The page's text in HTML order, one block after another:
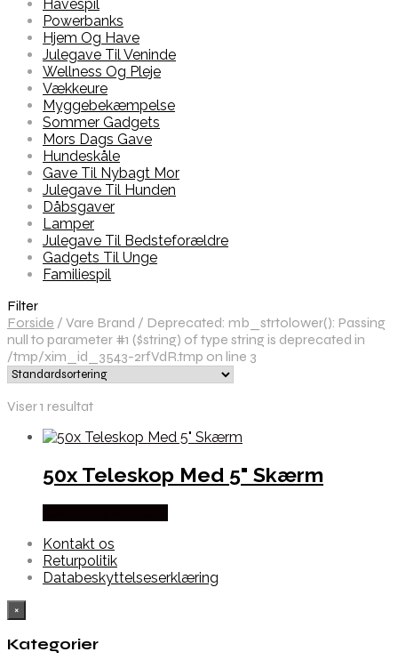
Havespil
Powerbanks
Hjem Og Have
Julegave Til Veninde
Wellness Og Pleje
Vækkeure
Myggebekæmpelse
Sommer Gadgets
Mors Dags Gave
Hundeskåle
Gave Til Nybagt Mor
Julegave Til Hunden
Dåbsgaver
Lamper
Julegave Til Bedsteforældre
Gadgets Til Unge
Familiespil
Filter
Forside / Vare Brand / Deprecated: mb_strtolower(): Passing
null to parameter #1 ($string) of type string is deprecated in
/tmp/xim_id_3543-2rfVdR.tmp on line 3
Viser 1 resultat
50x Teleskop Med 5" Skærm
Kontakt os
Returpolitik
Databeskyttelseserklæring
×
Kategorier